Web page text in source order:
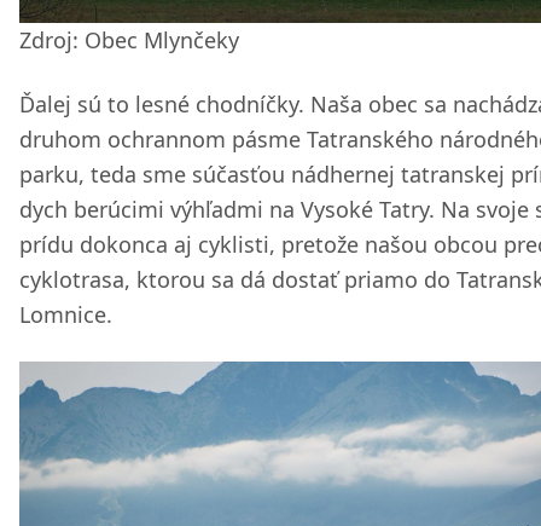
Zdroj: Obec Mlynčeky
Ďalej sú to lesné chodníčky. Naša obec sa
druhom ochrannom pásme Tatranského
parku, teda sme súčasťou nádhernej tatranskej
dych berúcimi výhľadmi na Vysoké Tatry. Na svoje
prídu dokonca aj cyklisti, pretože našou obcou
cyklotrasa, ktorou sa dá dostať priamo do
Lomnice.